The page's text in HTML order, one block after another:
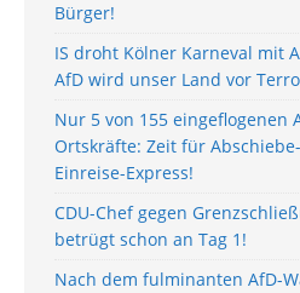
Bürger!
IS droht Kölner Karneval mit
AfD wird unser Land vor
Nur 5 von 155 eingeflogenen
Ortskräfte: Zeit für
Einreise-Express!
CDU-Chef gegen
betrügt schon an Tag 1!
Nach dem fulminanten AfD-